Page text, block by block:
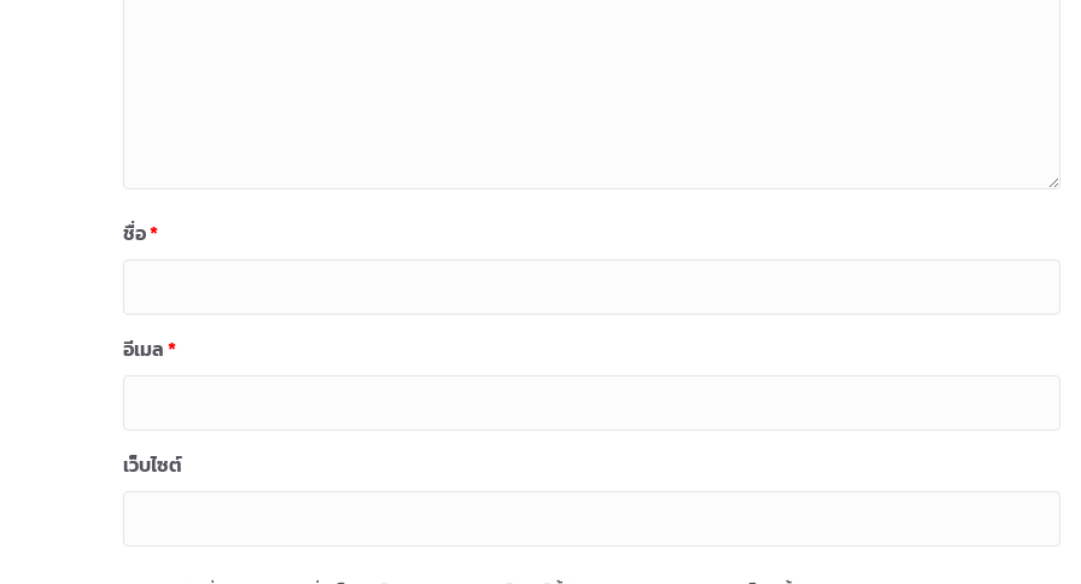
ชื่อ*
อีเมล*
เว็บไซต์